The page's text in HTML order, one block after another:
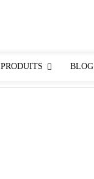
PRODUITS BLOG